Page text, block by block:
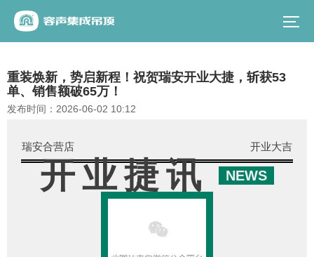
重装焕新，势启新程！祝贺瑞安开业大捷，斩获53
单、销售额破65万！
发布时间： 2026-06-02 10:12
瑞安合营店 开业大吉
开业捷讯 NEWS